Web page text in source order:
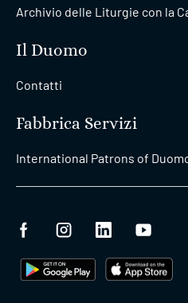
Archivio delle Liturgie con la
Il Duomo
Contatti
Fabbrica Servizi
International Patrons of